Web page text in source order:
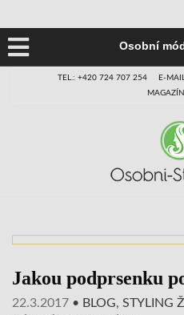
Osobní
TEL.: +420 724 707 254
E-
Jakou podprsenku
22.3.2017 • BLOG, STYLING